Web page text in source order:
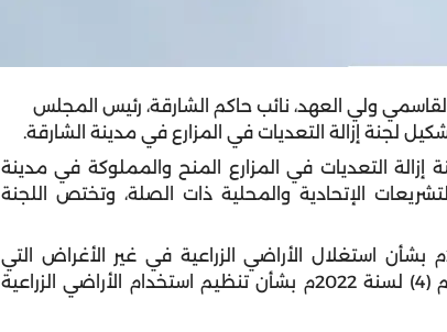
ولي العهد، نائب حاكم الشارقة، رئيس المجلس
لجنة إزالة التعديات في المزارع في مدينة الشارقة.
إزالة التعديات في المزارع المنح والمملوكة في مدينة
الإتحادية والمحلية ذات الصلة، وتختص اللجنة
1- تطبيق أحكام التعميم رقم (2) لسنة 2007م بشأن استغلال الأراضي الزراعية في غير الأغراض التي
خصصت من أجلها، وقرار المجلس التنفيذي رقم (4) لسنة 2022م بشأن تنظيم استخدام الأراضي الزراعية